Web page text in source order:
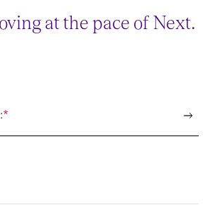
at the pace of Next.
*